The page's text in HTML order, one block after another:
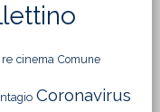
re cinema Comune
Coronavirus